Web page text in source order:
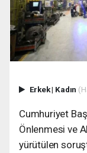
Erkek| Kadın
Cumhuriyet
Önlenmesi ve
yürütülen